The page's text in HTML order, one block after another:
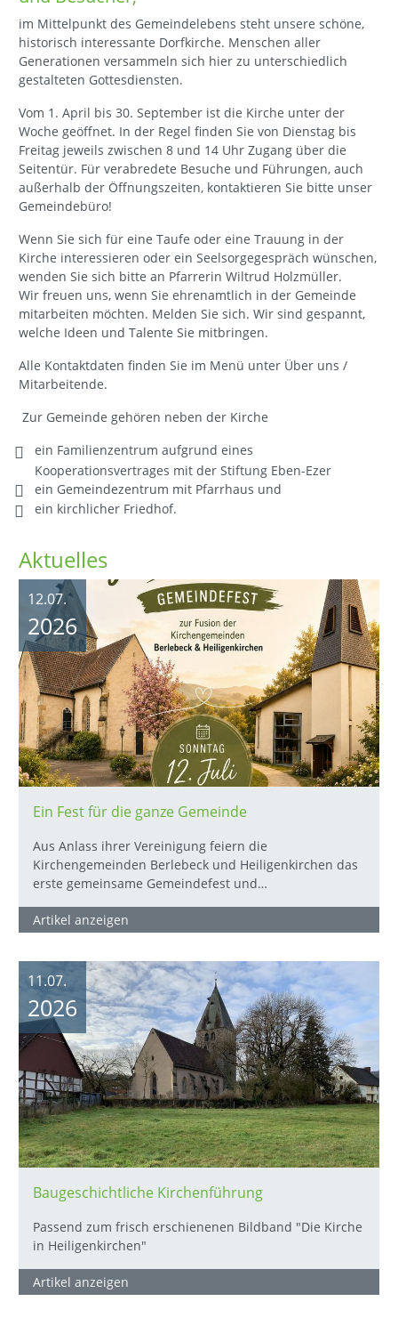
im Mittelpunkt des Gemeindelebens steht unsere schöne,
historisch interessante Dorfkirche. Menschen aller
Generationen versammeln sich hier zu unterschiedlich
gestalteten Gottesdiensten.
Vom 1. April bis 30. September ist die Kirche unter der
Woche geöffnet. In der Regel finden Sie von Dienstag bis
Freitag jeweils zwischen 8 und 14 Uhr Zugang über die
Seitentür. Für verabredete Besuche und Führungen, auch
außerhalb der Öffnungszeiten, kontaktieren Sie bitte unser
Gemeindebüro!
Wenn Sie sich für eine Taufe oder eine Trauung in der
Kirche interessieren oder ein Seelsorgegespräch wünschen,
wenden Sie sich bitte an Pfarrerin Wiltrud Holzmüller.
Wir freuen uns, wenn Sie ehrenamtlich in der Gemeinde
mitarbeiten möchten. Melden Sie sich. Wir sind gespannt,
welche Ideen und Talente Sie mitbringen.
Alle Kontaktdaten finden Sie im Menü unter Über uns /
Mitarbeitende.
Zur Gemeinde gehören neben der Kirche
ein Familienzentrum aufgrund eines
Kooperationsvertrages mit der Stiftung Eben-Ezer
ein Gemeindezentrum mit Pfarrhaus und
ein kirchlicher Friedhof.
Aktuelles
12.07.
2026
Ein Fest für die ganze Gemeinde
Aus Anlass ihrer Vereinigung feiern die
Kirchengemeinden Berlebeck und Heiligenkirchen das
erste gemeinsame Gemeindefest und…
Artikel anzeigen
11.07.
2026
Baugeschichtliche Kirchenführung
Passend zum frisch erschienenen Bildband "Die Kirche
in Heiligenkirchen"
Artikel anzeigen